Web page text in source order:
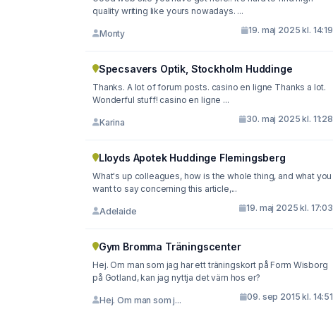
quality writing like yours nowadays. ...
Monty 19. maj 2025 kl. 14:19
Specsavers Optik, Stockholm Huddinge
Thanks. A lot of forum posts. casino en ligne Thanks a lot.
Wonderful stuff! casino en ligne ...
Karina 30. maj 2025 kl. 11:28
Lloyds Apotek Huddinge Flemingsberg
What's up colleagues, how is the whole thing, and what you
want to say concerning this article,...
Adelaide 19. maj 2025 kl. 17:03
Gym Bromma Träningscenter
Hej. Om man som jag har ett träningskort på Form Wisborg
på Gotland, kan jag nyttja det värn hos er?
Hej. Om man som j... 09. sep 2015 kl. 14:51